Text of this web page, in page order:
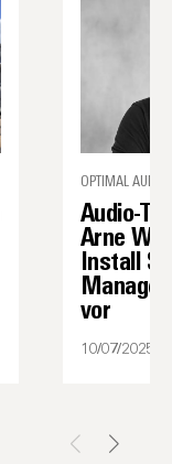
OPTIMAL AUDIO
Audio-
Arne
Install
vor
10/07/2025